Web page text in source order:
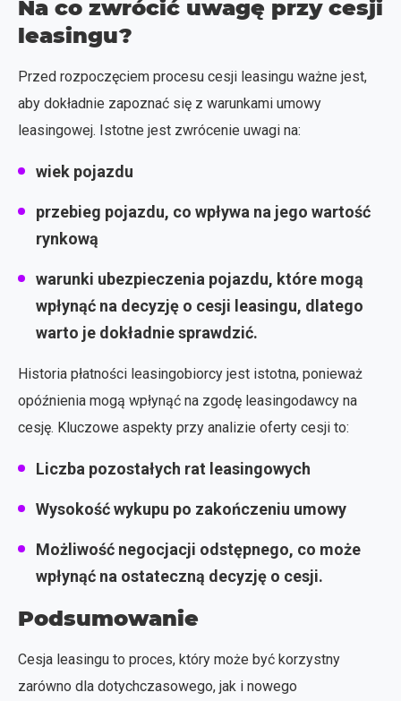
Na co zwrócić uwagę przy cesji
leasingu?
Przed rozpoczęciem procesu cesji leasingu ważne jest,
aby dokładnie zapoznać się z warunkami umowy
leasingowej. Istotne jest zwrócenie uwagi na:
wiek pojazdu
przebieg pojazdu, co wpływa na jego wartość
rynkową
warunki ubezpieczenia pojazdu, które mogą
wpłynąć na decyzję o cesji leasingu, dlatego
warto je dokładnie sprawdzić.
Historia płatności leasingobiorcy jest istotna, ponieważ
opóźnienia mogą wpłynąć na zgodę leasingodawcy na
cesję. Kluczowe aspekty przy analizie oferty cesji to:
Liczba pozostałych rat leasingowych
Wysokość wykupu po zakończeniu umowy
Możliwość negocjacji odstępnego, co może
wpłynąć na ostateczną decyzję o cesji.
Podsumowanie
Cesja leasingu to proces, który może być korzystny
zarówno dla dotychczasowego, jak i nowego